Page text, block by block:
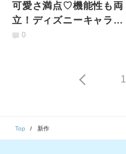
可愛さ満点♡機能性も両
立！ディズニーキャラの
ヨガラグが新登場
0
1
Top 新作